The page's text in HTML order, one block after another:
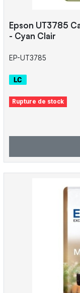
Epson UT3785
- Cyan Clair
EP-UT3785
Rupture de stock